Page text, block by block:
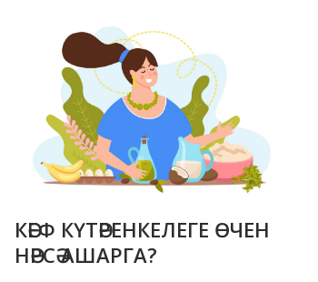
КӘЕФ КҮТӘРЕНКЕЛЕГЕ ӨЧЕН
НӘРСӘ АШАРГА?